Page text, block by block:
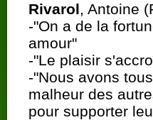
Rivarol, Antoine
-"On a de la
amour"
-"Le plaisir
-"Nous avons
malheur des
pour supporter